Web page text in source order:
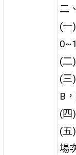
二
(一
(二
(三
B
(四
(五
場